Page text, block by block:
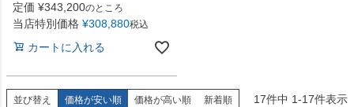
定価 ¥343,200のところ
当店特別価格 ¥308,880税込
カートに入れる
並び替え 価格が安い順 価格が高い順 新着順 17件中 1-17件表示